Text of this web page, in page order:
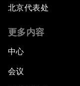
北京代表处
更多内容
中心
会议